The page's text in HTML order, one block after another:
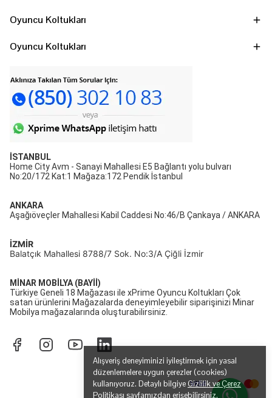
Alışveriş deneyiminizi iyileştirmek için yasal
düzenlemelere uygun çerezler (cookies)
kullanıyoruz. Detaylı bilgiye Gizlilik ve Çerez
Politikası sayfamızdan erişebilirsiniz.
Oyuncu Koltukları
Oyuncu Koltukları
İSTANBUL
Home City Avm - Sanayi Mahallesi E5 Bağlantı yolu bulvarı
No:20/172 Kat:1 Mağaza:172 Pendik İstanbul
ANKARA
Aşağıöveçler Mahallesi Kabil Caddesi No:46/B Çankaya / ANKARA
İZMİR
Balatçık Mahallesi 8788/7 Sok. No:3/A Çiğli İzmir
MİNAR MOBİLYA (BAYİİ)
Türkiye Geneli 18 Mağazası ile xPrime Oyuncu Koltukları Çok
satan ürünlerini Mağazalarda deneyimleyebilir siparişinizi Minar
Mobilya mağazalarında oluşturabilirsiniz.